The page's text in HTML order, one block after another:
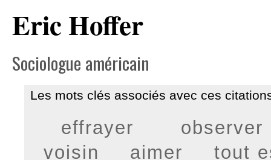
Eric Hoffer
Sociologue américain
Les mots clés associés avec ces
effrayer
observer
voisin
aimer
tout